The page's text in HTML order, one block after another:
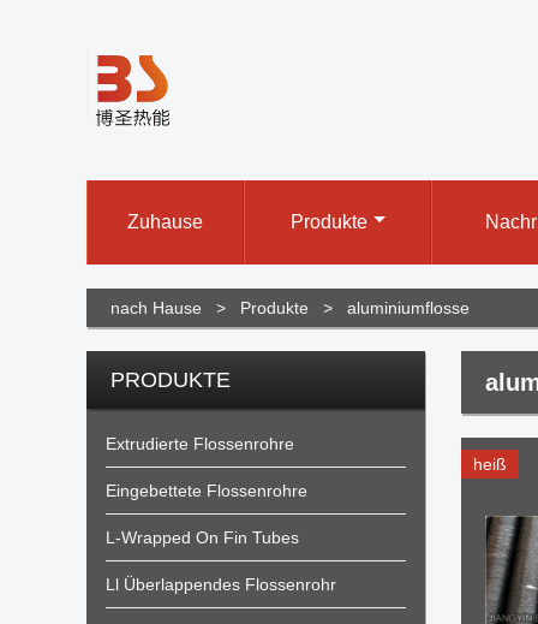
Zuhause Produkte
nach Hause > Produkte > aluminiumflosse
heiß
PRODUKTE
Extrudierte Flossenrohre
Eingebettete Flossenrohre
L-Wrapped On Fin Tubes
Ll Überlappendes Flossenrohr